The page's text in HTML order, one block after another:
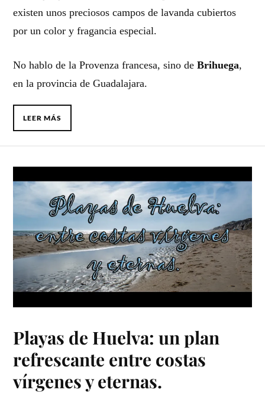
existen unos preciosos campos de lavanda cubiertos
por un color y fragancia especial.
No hablo de la Provenza francesa, sino deBrihuega,
en la provincia de Guadalajara.
LEER MÁS
Playas de Huelva: un plan
refrescante entre costas
vírgenes y eternas.